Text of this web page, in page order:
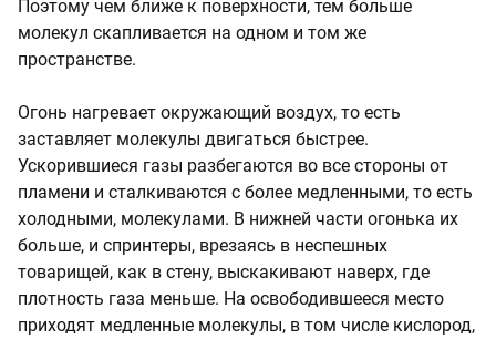
Поэтому чем ближе к поверхности, тем больше
молекул скапливается на одном и том же
пространстве.
Огонь нагревает окружающий воздух, то есть
заставляет молекулы двигаться быстрее.
Ускорившиеся газы разбегаются во все стороны от
пламени и сталкиваются с более медленными, то есть
холодными, молекулами. В нижней части огонька их
больше, и спринтеры, врезаясь в неспешных
товарищей, как в стену, выскакивают наверх, где
плотность газа меньше. На освободившееся место
приходят медленные молекулы, в том числе кислород,